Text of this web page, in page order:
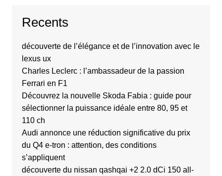
Recents
découverte de l’élégance et de l’innovation avec le
lexus ux
Charles Leclerc : l’ambassadeur de la passion
Ferrari en F1
Découvrez la nouvelle Skoda Fabia : guide pour
sélectionner la puissance idéale entre 80, 95 et
110 ch
Audi annonce une réduction significative du prix
du Q4 e-tron : attention, des conditions
s’appliquent
découverte du nissan qashqai +2 2.0 dCi 150 all-